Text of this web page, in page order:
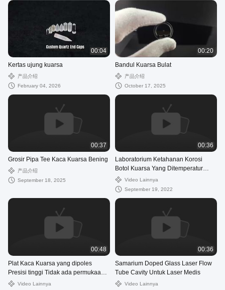
00:04
Kertas ujung kuarsa
产品介绍
February 04, 2026
00:20
Bandul Kuarsa Bulat
产品介绍
October 17, 2025
00:37
Grosir Pipa Tee Kaca Kuarsa Bening
产品介绍
September 18, 2025
00:36
Laboratorium Ketahanan Korosi
Botol Kuarsa Yang Ditemperatur
TinggiVideo Lainnya
September 19, 2022
00:48
Plat Kaca Kuarsa yang dipoles
Presisi tinggi Tidak ada permukaan
gelembung udara
Video Lainnya
00:36
Samarium Doped Glass Laser Flow
Tube Cavity Untuk Laser Medis
Video Lainnya